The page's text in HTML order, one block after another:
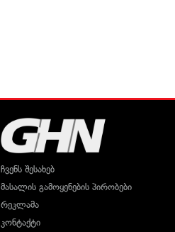
ჩვენს შესახებ
მასალის გამოყენების პირობები
რეკლამა
კონტაქტი